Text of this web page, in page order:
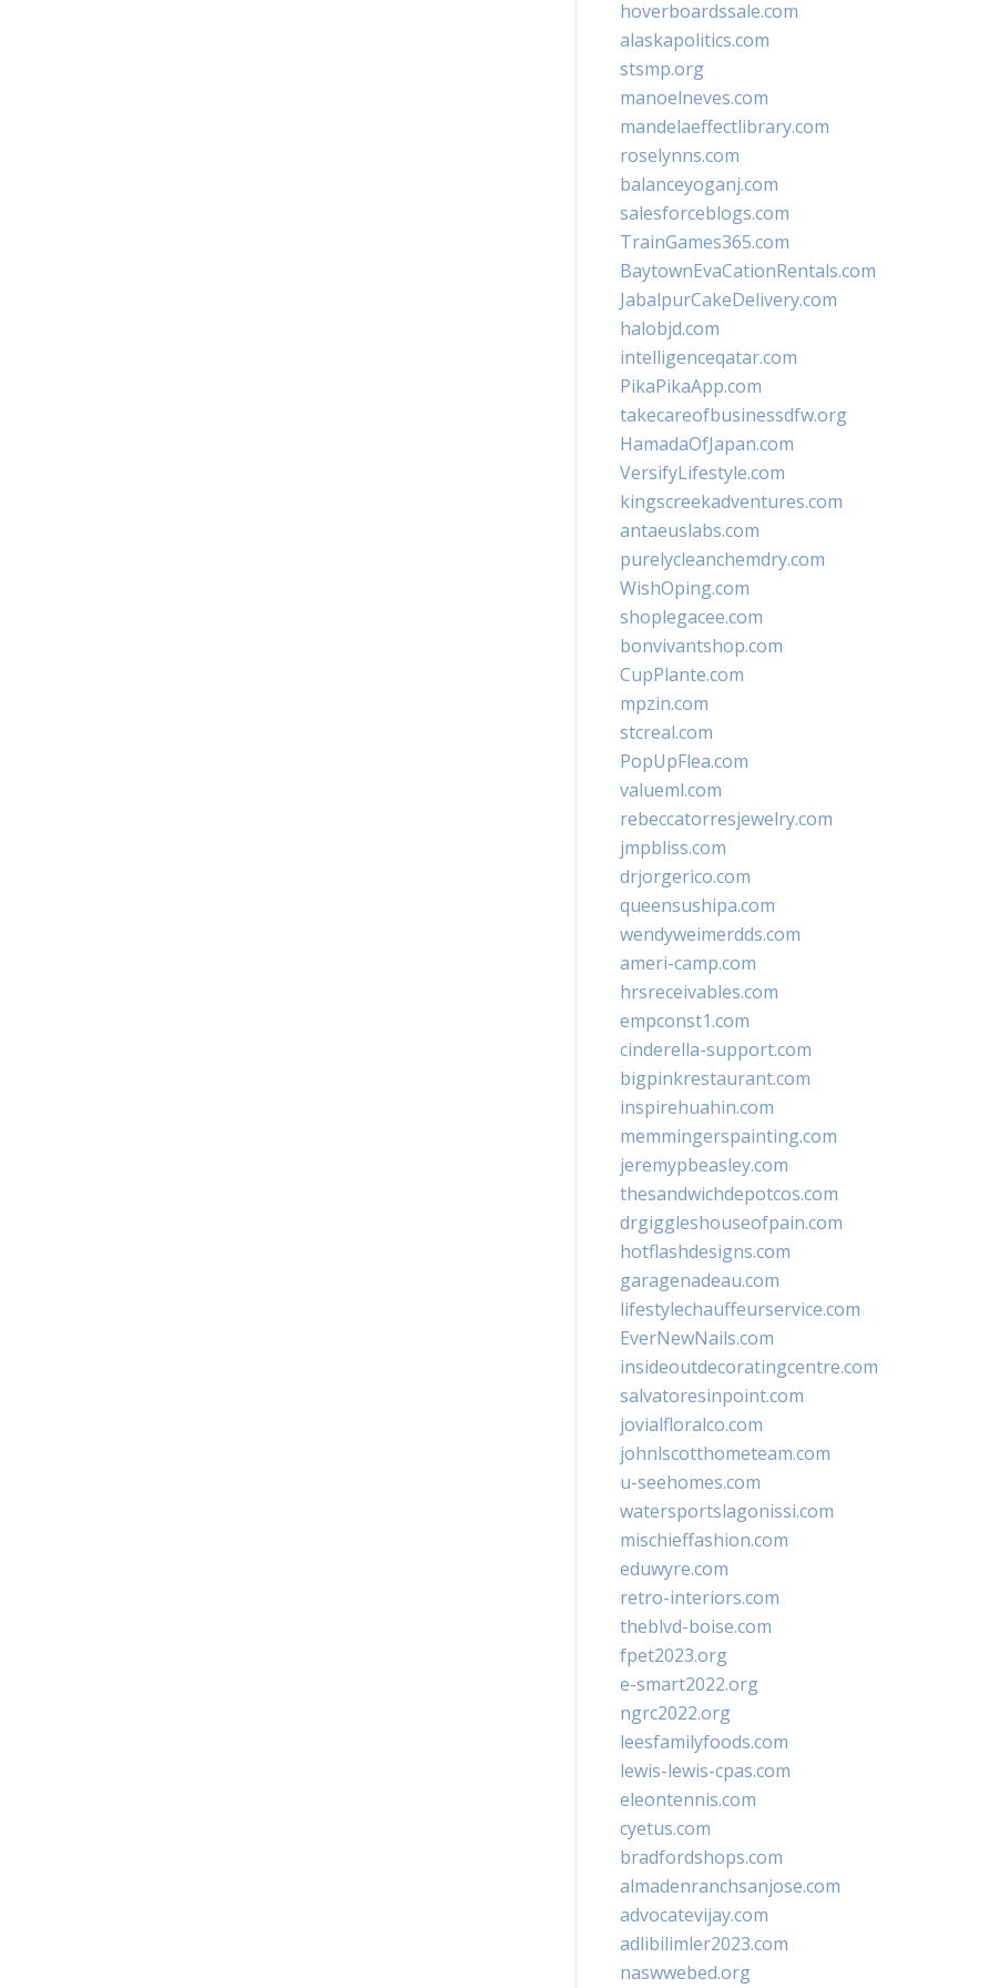
hoverboardssale.com
alaskapolitics.com
stsmp.org
manoelneves.com
mandelaeffectlibrary.com
roselynns.com
balanceyoganj.com
salesforceblogs.com
TrainGames365.com
BaytownEvaCationRentals.com
JabalpurCakeDelivery.com
halobjd.com
intelligenceqatar.com
PikaPikaApp.com
takecareofbusinessdfw.org
HamadaOfJapan.com
VersifyLifestyle.com
kingscreekadventures.com
antaeuslabs.com
purelycleanchemdry.com
WishOping.com
shoplegacee.com
bonvivantshop.com
CupPlante.com
mpzin.com
stcreal.com
PopUpFlea.com
valueml.com
rebeccatorresjewelry.com
jmpbliss.com
drjorgerico.com
queensushipa.com
wendyweimerdds.com
ameri-camp.com
hrsreceivables.com
empconst1.com
cinderella-support.com
bigpinkrestaurant.com
inspirehuahin.com
memmingerspainting.com
jeremypbeasley.com
thesandwichdepotcos.com
drgiggleshouseofpain.com
hotflashdesigns.com
garagenadeau.com
lifestylechauffeurservice.com
EverNewNails.com
insideoutdecoratingcentre.com
salvatoresinpoint.com
jovialfloralco.com
johnlscotthometeam.com
u-seehomes.com
watersportslagonissi.com
mischieffashion.com
eduwyre.com
retro-interiors.com
theblvd-boise.com
fpet2023.org
e-smart2022.org
ngrc2022.org
leesfamilyfoods.com
lewis-lewis-cpas.com
eleontennis.com
cyetus.com
bradfordshops.com
almadenranchsanjose.com
advocatevijay.com
adlibilimler2023.com
naswwebed.org